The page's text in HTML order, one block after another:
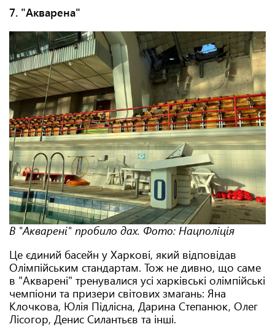
7. "Акварена"
В "Акварені" пробило дах. Фото: Нацполіція
Це єдиний басейн у Харкові, який відповідав
Олімпійським стандартам. Тож не дивно, що саме
в "Акварені" тренувалися усі харківські олімпійські
чемпіони та призери світових змагань: Яна
Клочкова, Юлія Підлісна, Дарина Степанюк, Олег
Лісогор, Денис Силантьєв та інші.